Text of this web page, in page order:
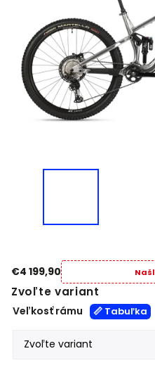
€4 199,90
Zvoľte variant
Veľkosť rámu 📏 Tabuľka